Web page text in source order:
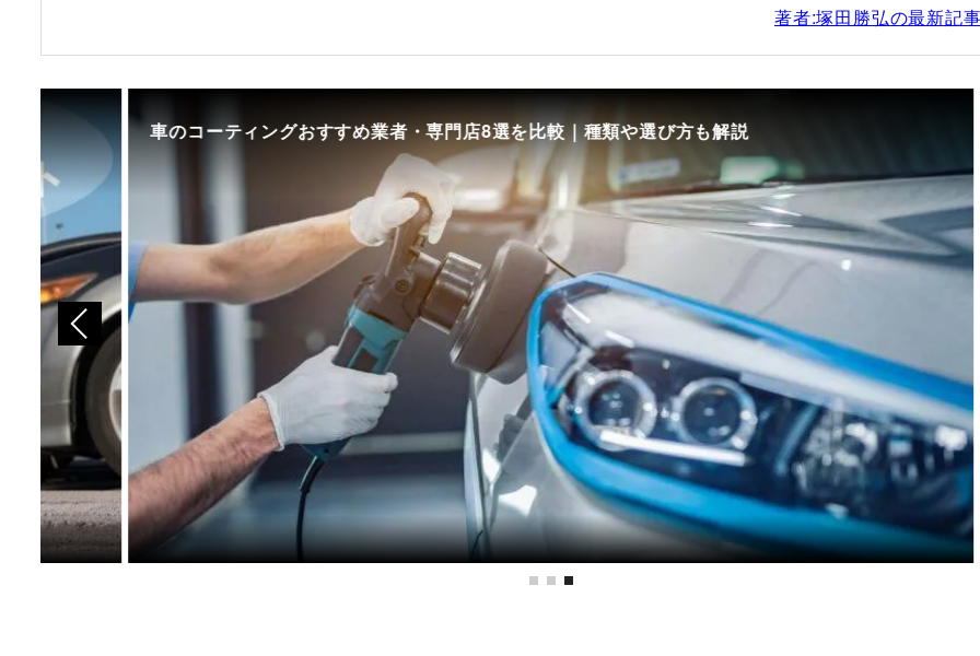
著者:塚田勝弘の最新記
車のコーティングおすすめ業者・専門店8選を比較｜種類や選び方も解説